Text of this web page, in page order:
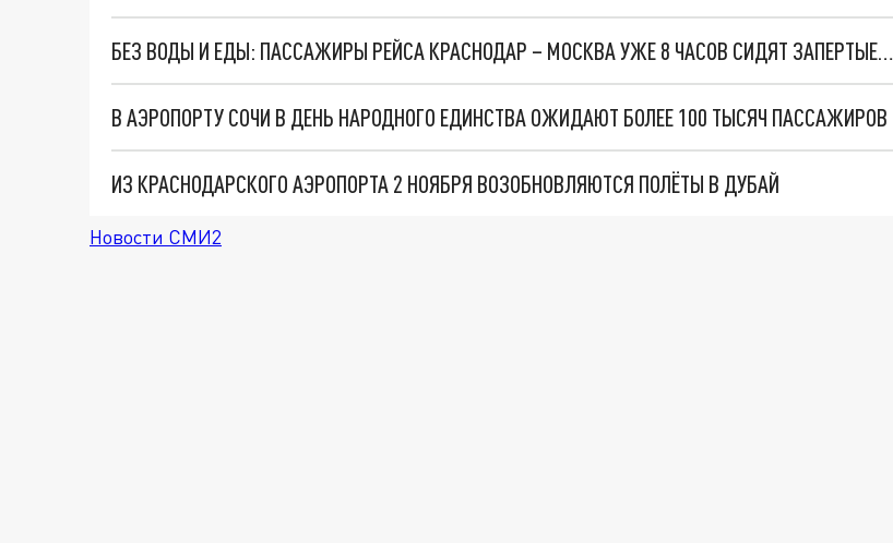
БЕЗ ВОДЫ И ЕДЫ: ПАССАЖИРЫ РЕЙСА КРАСНОДАР – МОСКВА УЖЕ 8 ЧАСОВ СИДЯТ ЗАПЕРТЫЕ В САМОЛЕТЕ
В АЭРОПОРТУ СОЧИ В ДЕНЬ НАРОДНОГО ЕДИНСТВА ОЖИДАЮТ БОЛЕЕ 100 ТЫСЯЧ ПАССАЖИРОВ
ИЗ КРАСНОДАРСКОГО АЭРОПОРТА 2 НОЯБРЯ ВОЗОБНОВЛЯЮТСЯ ПОЛЁТЫ В ДУБАЙ
Новости СМИ2